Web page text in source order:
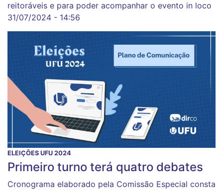
reitoráveis e para poder acompanhar o evento in loco
31/07/2024 - 14:56
ELEIÇÕES UFU 2024
Primeiro turno terá quatro debates
Cronograma elaborado pela Comissão Especial consta